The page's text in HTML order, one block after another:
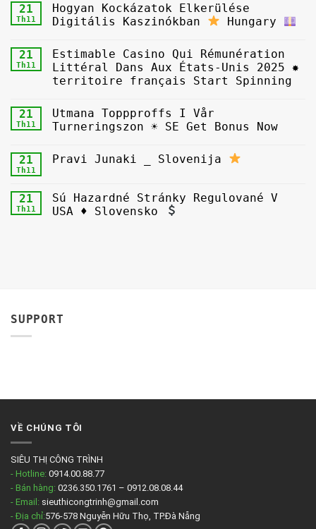
21
Th11
Hogyan Kockázatok Elkerülése
Digitális Kaszinókban
Hungary
21
Th11
Estimable Casino Qui Rémunération
Littéral Dans Aux États-Unis 2025 ✸
territoire français Start Spinning
21
Th11
Utmana Toppproffs I Vår
Turneringszon ☀ SE Get Bonus Now
21
Th11
Pravi Junaki _ Slovenija
21
Th11
Sú Hazardné Stránky Regulované V
USA ♦ Slovensko
SUPPORT
VỀ CHÚNG TÔI
SIÊU THỊ CÔNG TRÌNH
- Hotline: 0914.00.88.77
- Bán hàng: 0236.350.1761 – 0912.08.08.44
- Email: sieuthicongtrinh@gmail.com
- Địa chỉ:576-578 Nguyễn Hữu Thọ, TP.Đà Nẵng